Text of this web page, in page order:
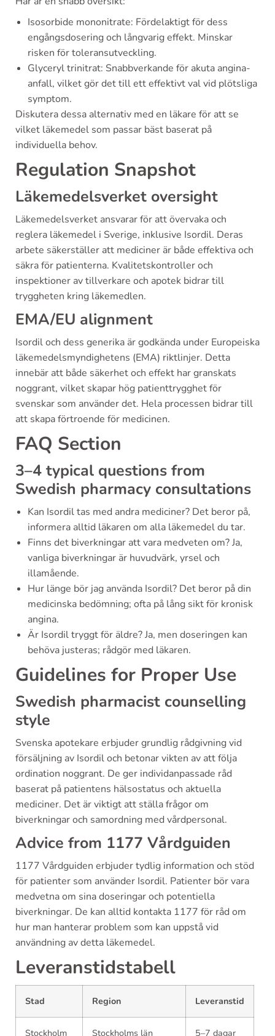
Isosorbide mononitrate: Fördelaktigt för dess
engångsdosering och långvarig effekt. Minskar
risken för toleransutveckling.
Glyceryl trinitrat: Snabbverkande för akuta angina-
anfall, vilket gör det till ett effektivt val vid plötsliga
symptom.
Diskutera dessa alternativ med en läkare för att se
vilket läkemedel som passar bäst baserat på
individuella behov.
Regulation Snapshot
Läkemedelsverket oversight
Läkemedelsverket ansvarar för att övervaka och
reglera läkemedel i Sverige, inklusive Isordil. Deras
arbete säkerställer att mediciner är både effektiva och
säkra för patienterna. Kvalitetskontroller och
inspektioner av tillverkare och apotek bidrar till
tryggheten kring läkemedlen.
EMA/EU alignment
Isordil och dess generika är godkända under Europeiska
läkemedelsmyndighetens (EMA) riktlinjer. Detta
innebär att både säkerhet och effekt har granskats
noggrant, vilket skapar hög patienttrygghet för
svenskar som använder det. Hela processen bidrar till
att skapa förtroende för medicinen.
FAQ Section
3–4 typical questions from
Swedish pharmacy consultations
Kan Isordil tas med andra mediciner? Det beror på,
informera alltid läkaren om alla läkemedel du tar.
Finns det biverkningar att vara medveten om? Ja,
vanliga biverkningar är huvudvärk, yrsel och
illamående.
Hur länge bör jag använda Isordil? Det beror på din
medicinska bedömning; ofta på lång sikt för kronisk
angina.
Är Isordil tryggt för äldre? Ja, men doseringen kan
behöva justeras; rådgör med läkaren.
Guidelines for Proper Use
Swedish pharmacist counselling
style
Svenska apotekare erbjuder grundlig rådgivning vid
försäljning av Isordil och betonar vikten av att följa
ordination noggrant. De ger individanpassade råd
baserat på patientens hälsostatus och aktuella
mediciner. Det är viktigt att ställa frågor om
biverkningar och samordning med vårdpersonal.
Advice from 1177 Vårdguiden
1177 Vårdguiden erbjuder tydlig information och stöd
för patienter som använder Isordil. Patienter bör vara
medvetna om sina doseringar och potentiella
biverkningar. De kan alltid kontakta 1177 för råd om
hur man hanterar problem som kan uppstå vid
användning av detta läkemedel.
Leveranstidstabell
Stad Region Leveranstid
Stockholm Stockholms län 5–7 dagar